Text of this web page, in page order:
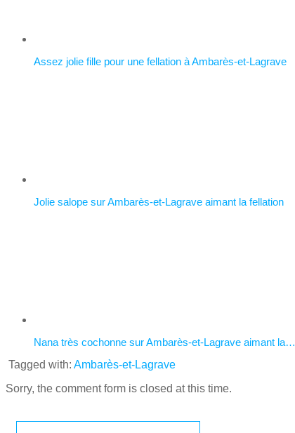
Assez jolie fille pour une fellation à Ambarès-et-Lagrave
Jolie salope sur Ambarès-et-Lagrave aimant la fellation
Nana très cochonne sur Ambarès-et-Lagrave aimant la…
Tagged with: Ambarès-et-Lagrave
Sorry, the comment form is closed at this time.